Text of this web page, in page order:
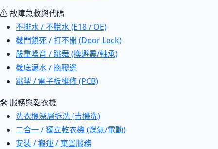
⚠ 故障急救與代碼
不排水 / 不脫水 (E18 / OE)
機門鎖死 / 打不開 (Door Lock)
嚴重噪音 / 跳舞 (換避震/軸承)
機底漏水 / 換膠邊
跳掣 / 電子板維修 (PCB)
🛠 服務與乾衣機
洗衣機深層拆洗 (吉機洗)
二合一 / 獨立乾衣機 (煤氣/電動)
安裝 / 搬運 / 棄置服務